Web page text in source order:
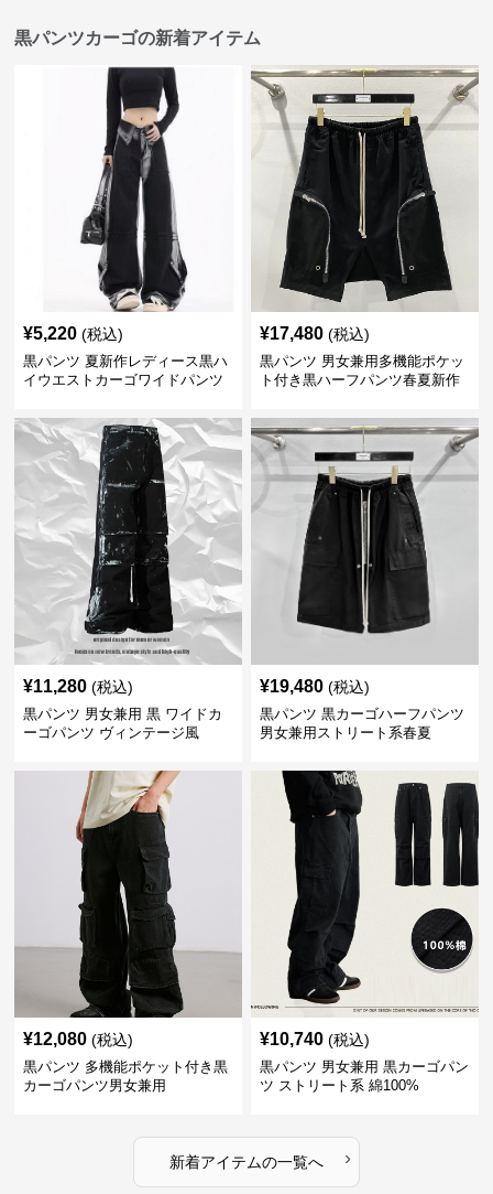
黒パンツカーゴの新着アイテム
¥5,220 (税込)
黒パンツ 夏新作レディース黒ハ
イウエストカーゴワイドパンツ
¥17,480 (税込)
黒パンツ 男女兼用多機能ポケッ
ト付き黒ハーフパンツ春夏新作
¥11,280 (税込)
黒パンツ 男女兼用 黒 ワイドカ
ーゴパンツ ヴィンテージ風
¥19,480 (税込)
黒パンツ 黒カーゴハーフパンツ
男女兼用ストリート系春夏
¥12,080 (税込)
黒パンツ 多機能ポケット付き黒
カーゴパンツ男女兼用
¥10,740 (税込)
黒パンツ 男女兼用 黒カーゴパン
ツ ストリート系 綿100%
新着アイテムの一覧へ ›